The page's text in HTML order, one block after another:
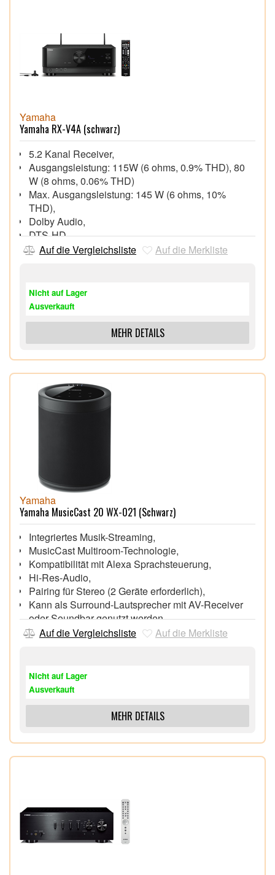
Yamaha
Yamaha RX-V4A (schwarz)
5.2 Kanal Receiver,
Ausgangsleistung: 115W (6 ohms, 0.9% THD), 80
W (8 ohms, 0.06% THD)
Max. Ausgangsleistung: 145 W (6 ohms, 10%
THD),
Dolby Audio,
DTS-HD,
Kompatibel mit Amazon Alexa und Google
Auf die Vergleichsliste Auf die Merkliste
Nicht auf Lager
Ausverkauft
MEHR DETAILS
Yamaha
Yamaha MusicCast 20 WX-021 (Schwarz)
Integriertes Musik-Streaming,
MusicCast Multiroom-Technologie,
Kompatibilität mit Alexa Sprachsteuerung,
Hi-Res-Audio,
Pairing für Stereo (2 Geräte erforderlich),
Kann als Surround-Lautsprecher mit AV-Receiver
oder Soundbar genutzt werden
Unkomplizierte Presets für Wiedergabe auf
Auf die Vergleichsliste Auf die Merkliste
Nicht auf Lager
Ausverkauft
MEHR DETAILS